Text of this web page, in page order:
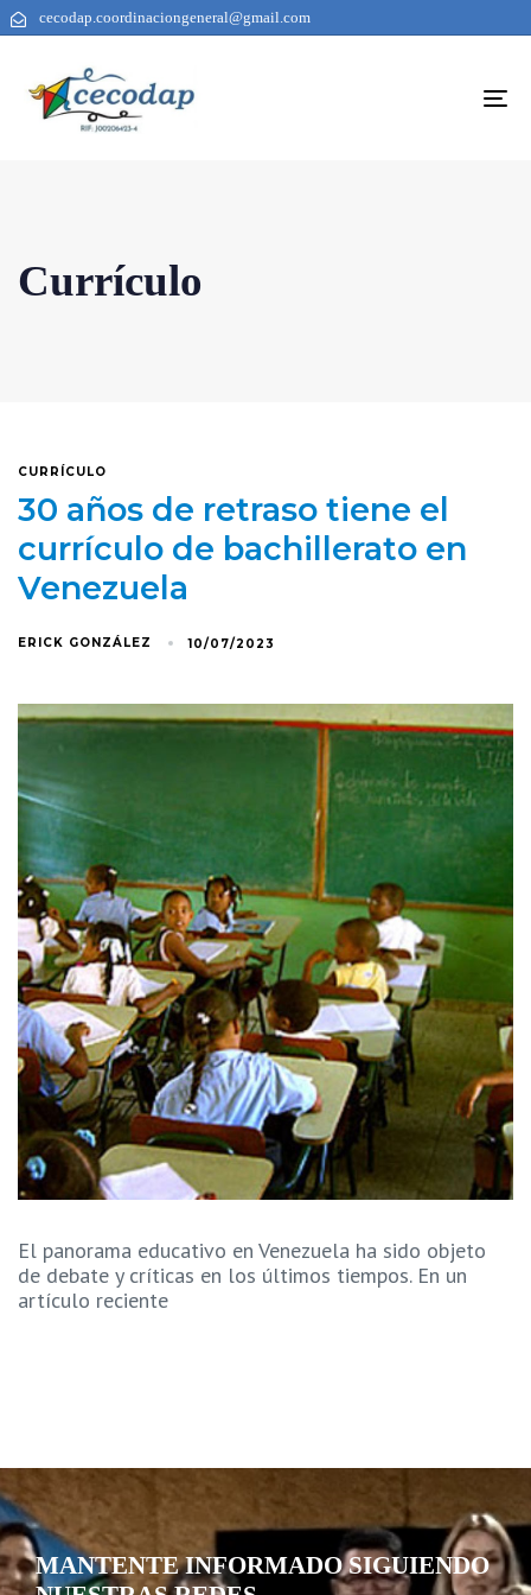
cecodap.coordinaciongeneral@gmail.com
Currículo
CURRÍCULO
30 años de retraso tiene el
currículo de bachillerato en
Venezuela
ERICK GONZÁLEZ 10/07/2023
El panorama educativo en Venezuela ha sido objeto
de debate y críticas en los últimos tiempos. En un
artículo reciente
MANTENTE INFORMADO SIGUIENDO